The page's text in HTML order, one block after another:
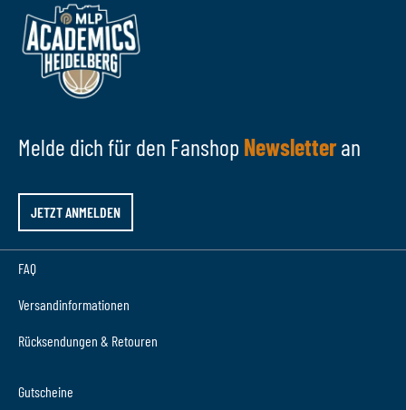
Melde dich für den Fanshop Newsletteran
JETZT ANMELDEN
FAQ
Versandinformationen
Rücksendungen & Retouren
Gutscheine